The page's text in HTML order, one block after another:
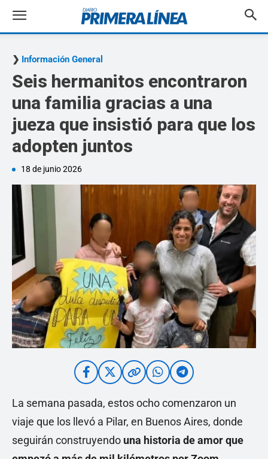
Información General
Seis hermanitos encontraron
una familia gracias a una
jueza que insistió para que los
adopten juntos
18 de junio 2026
La semana pasada, estos ocho comenzaron un
viaje que los llevó a Pilar, en Buenos Aires, donde
seguirán construyendo una historia de amor que